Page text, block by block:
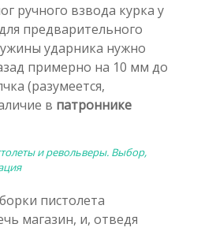
ручного взвода курка у
предварительного
ударника нужно
примерно на 10 мм до
(разумеется,
в патроннике
и револьверы. Выбор,
пистолета
магазин, и, отведя